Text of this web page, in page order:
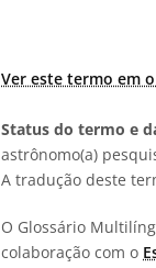
Ver este termo em
Status do termo e
astrônomo(a)
A tradução deste
O Glossário
colaboração com o